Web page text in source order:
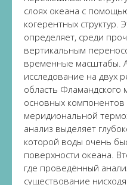
слоях океана с
когерентных структур.
определяет, среди
вертикальным
временные масштабы.
исследование на двух
область Фламандского
основных компонентов
меридиональной
анализ выделяет
которой воды очень
поверхности океана.
где проведённый
существование